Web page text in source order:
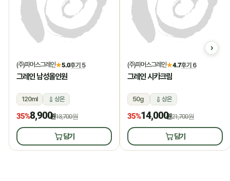
(주)파머스그레인★5.0후기 5
그레인 남성올인원
120ml 상온
35%8,900원13,700원
담기
(주)파머스그레인★4.7후기 6
그레인 시카크림
50g 상온
35%14,000원21,700원
담기